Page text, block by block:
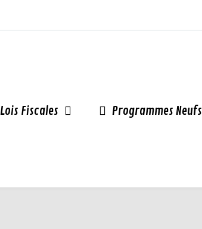
Lois Fiscales Programmes Neufs